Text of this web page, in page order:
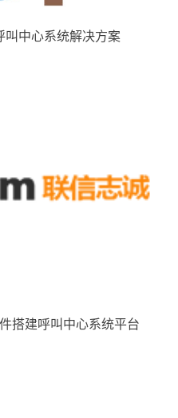
叫中心系统解决方案
搭建呼叫中心系统平台